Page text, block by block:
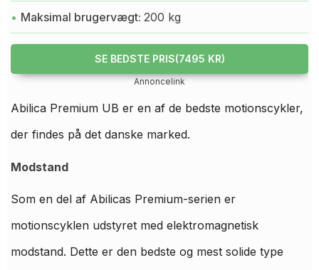
Maksimal brugervægt: 200 kg
SE BEDSTE PRIS(7495 KR)
Annoncelink
Abilica Premium UB er en af de bedste motionscykler,
der findes på det danske marked.
Modstand
Som en del af Abilicas Premium-serien er
motionscyklen udstyret med elektromagnetisk
modstand. Dette er den bedste og mest solide type